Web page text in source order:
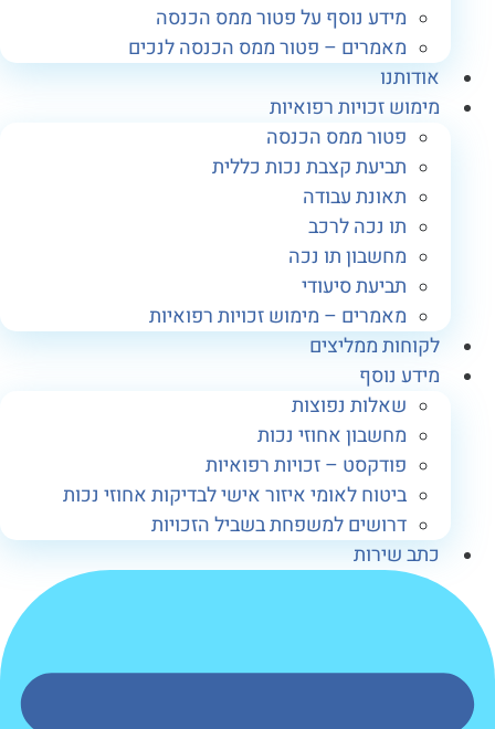
מידע נוסף על פטור ממס הכנסה
מאמרים – פטור ממס הכנסה לנכים
זכויות רפואיות
פטור ממס הכנסה
תביעת קצבת נכות כללית
תאונת עבודה
תו נכה לרכב
מחשבון תו נכה
תביעת סיעודי
מאמרים – מימוש זכויות רפואיות
ממליצים
נוסף
שאלות נפוצות
מחשבון אחוזי נכות
פודקסט – זכויות רפואיות
ביטוח לאומי איזור אישי לבדיקות אחוזי נכות
דרושים למשפחת בשביל הזכויות
שירות